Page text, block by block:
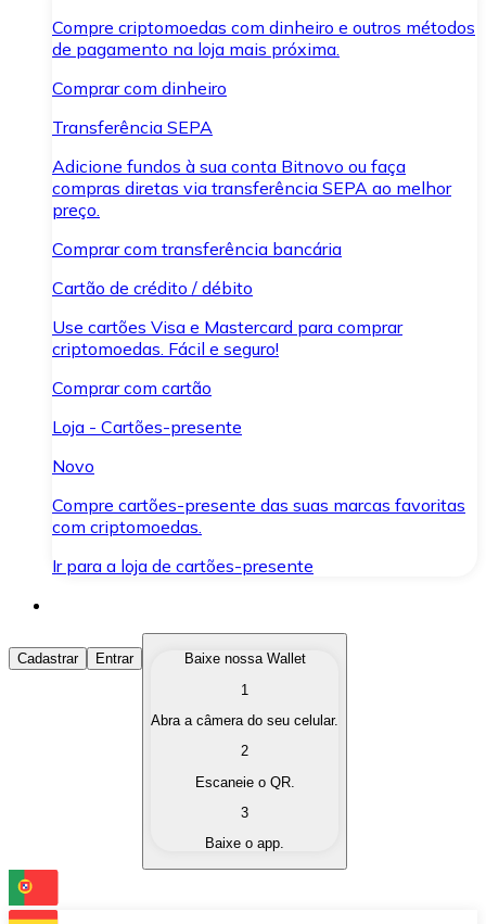
Compre criptomoedas com dinheiro e outros métodos
de pagamento na loja mais próxima.
Comprar com dinheiro
Transferência SEPA
Adicione fundos à sua conta Bitnovo ou faça
compras diretas via transferência SEPA ao melhor
preço.
Comprar com transferência bancária
Cartão de crédito / débito
Use cartões Visa e Mastercard para comprar
criptomoedas. Fácil e seguro!
Comprar com cartão
Loja - Cartões-presente
Novo
Compre cartões-presente das suas marcas favoritas
com criptomoedas.
Ir para a loja de cartões-presente
Comprar Criptomoedas
Compre as criptomoedas de seu interesse de forma
Converta suas criptomoedas em moeda fiduciária
Troque uma criptomoeda por outra
Cadastrar Entrar
Baixe nossa Wallet
1
Abra a câmera do seu celular.
2
Escaneie o QR.
3
Baixe o app.